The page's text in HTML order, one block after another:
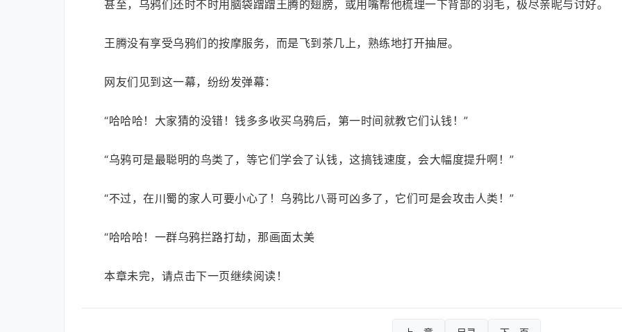
甚至，乌鸦们还时不时用脑袋蹭蹭王腾的翅膀，或用嘴帮他梳理一下背部的羽毛，极尽亲昵与讨好。
王腾没有享受乌鸦们的按摩服务，而是飞到茶几上，熟练地打开抽屉。
网友们见到这一幕，纷纷发弹幕：
“哈哈哈！大家猜的没错！钱多多收买乌鸦后，第一时间就教它们认钱！”
“乌鸦可是最聪明的鸟类了，等它们学会了认钱，这搞钱速度，会大幅度提升啊！”
“不过，在川蜀的家人可要小心了！乌鸦比八哥可凶多了，它们可是会攻击人类！”
“哈哈哈！一群乌鸦拦路打劫，那画面太美
本章未完，请点击下一页继续阅读！